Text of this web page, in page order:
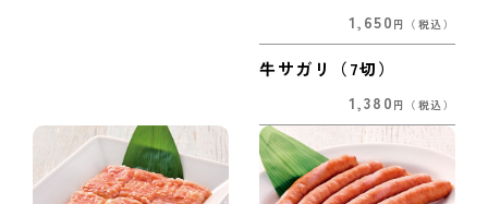
1,650 円 （税込）
牛サガリ（7切）
1,380 円 （税込）